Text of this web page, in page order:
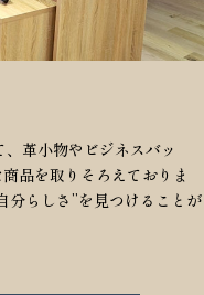
革小物やビジネスバッ
品を取りそろえておりま
分らしさ”を見つけることが